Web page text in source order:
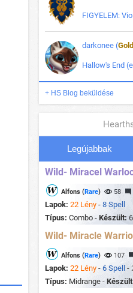
FIGYELEM:
darkonee (
Hallow's End
+ HS Blog beküldése
Legújabbak
Wild- Miracel
Alfons (Rare) 58
Lapok: 22 Lény - 8 Spell
Típus: Combo - Készült:
Wild- Miracle
Alfons (Rare) 107
Lapok: 22 Lény - 6 Spell -
Típus: Midrange -